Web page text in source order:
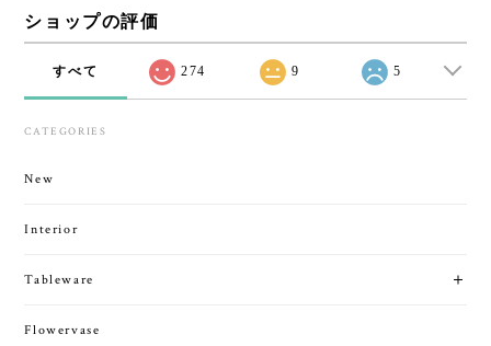
ショップの評価
すべて 274 9 5
CATEGORIES
New
Interior
Tableware
Flowervase